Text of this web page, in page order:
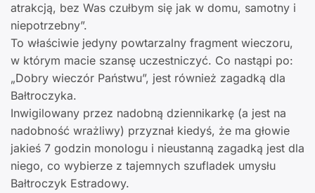
atrakcją, bez Was czułbym się jak w domu, samotny i
niepotrzebny”.
To właściwie jedyny powtarzalny fragment wieczoru,
w którym macie szansę uczestniczyć. Co nastąpi po:
„Dobry wieczór Państwu”, jest również zagadką dla
Bałtroczyka.
Inwigilowany przez nadobną dziennikarkę (a jest na
nadobność wrażliwy) przyznał kiedyś, że ma głowie
jakieś 7 godzin monologu i nieustanną zagadką jest dla
niego, co wybierze z tajemnych szufladek umysłu
Bałtroczyk Estradowy.